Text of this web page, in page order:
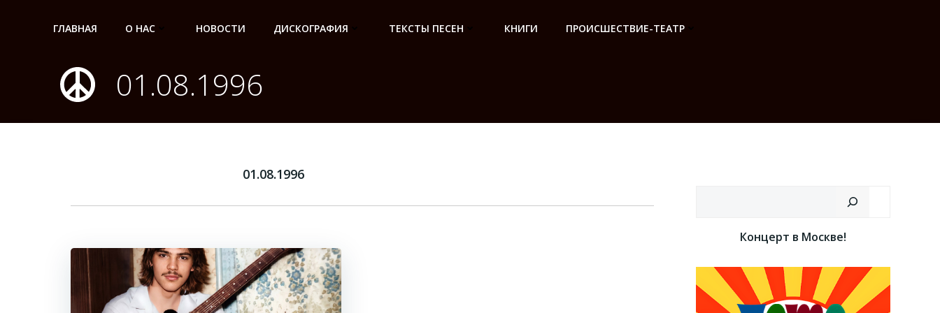
ГЛАВНАЯ О НАС НОВОСТИ ДИСКОГРАФИЯ ТЕКСТЫ ПЕСЕН КНИГИ ПРОИСШЕСТВИЕ-ТЕАТР
01.08.1996
01.08.1996
Концерт в Москве!